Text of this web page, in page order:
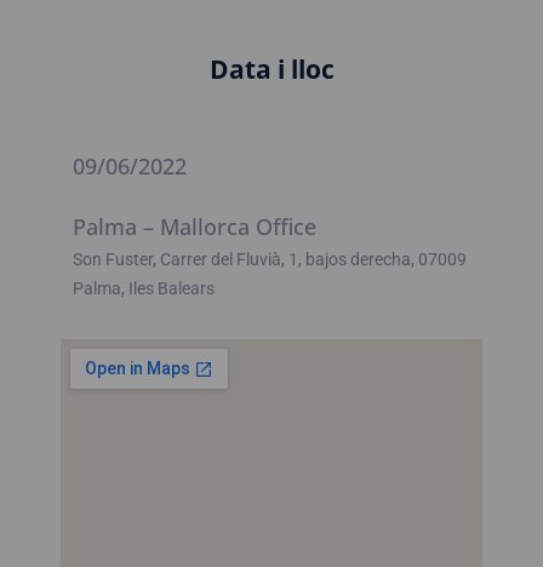
Data i lloc
09/06/2022
Palma – Mallorca Office
Son Fuster, Carrer del Fluvià, 1, bajos derecha, 07009
Palma, Iles Balears